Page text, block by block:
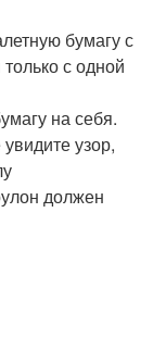
бумагу с
с одной
на себя.
узор,
должен